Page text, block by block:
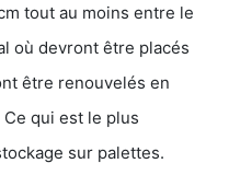
tout au moins entre le
où devront être placés
être renouvelés en
qui est le plus
sur palettes.